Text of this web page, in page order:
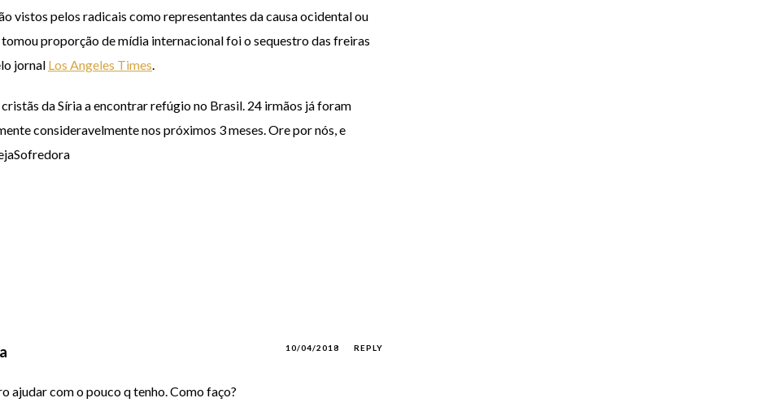
vistos pelos radicais como representantes da causa ocidental ou
proporção de mídia internacional foi o sequestro das freiras
jornal Los Angeles Times
da Síria a encontrar refúgio no Brasil. 24 irmãos já foram
consideravelmente nos próximos 3 meses. Ore por nós, e
10/04/2018 REPLY
ajudar com o pouco q tenho. Como faço?